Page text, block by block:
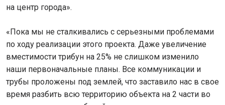
на центр города».
«Пока мы не сталкивались с серьезными проблемами
по ходу реализации этого проекта. Даже увеличение
вместимости трибун на 25% не слишком изменило
наши первоначальные планы. Все коммуникации и
трубы проложены под землей, что заставило нас в свое
время разбить всю территорию объекта на 2 части во